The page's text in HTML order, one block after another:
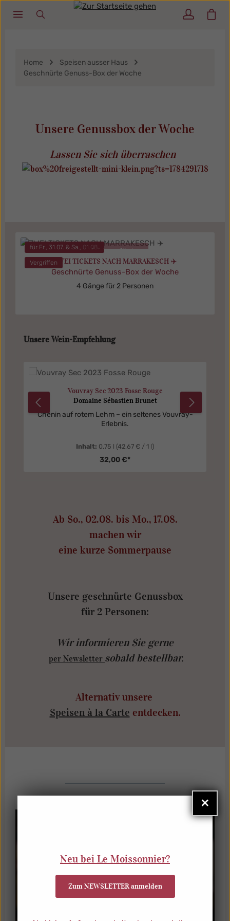
Zum Hauptinhalt springen
Home
Speisen ausser Haus
Geschnürte Genuss-Box der Woche
Unsere Genussbox der Woche
Lassen Sie sich überraschen
für Fr., 31.07. & Sa., 01.08.
Vergriffen
nicht verfügbar
ZWEI TICKETS NACH MARRAKESCH ✈️
Geschnürte Genuss-Box der Woche
4 Gänge für 2 Personen
Produktgalerie überspringen
Unsere Wein-Empfehlung
Vouvray Sec 2023 Fosse Rouge
Domaine Sébastien Brunet
Chenin auf rotem Lehm – ein seltenes Vouvray-
Erlebnis.
Inhalt: 0,75 l (42,67 € / 1 l)
32,00 €*
Ab So., 02.08. bis Mo., 17.08.
machen wir
eine kurze Sommerpause
Unsere geschnürte Genussbox
für 2 Personen:
Wir informieren Sie gerne
per Newsletter sobald bestellbar.
Alternativ unsere
Speisen à la Carte entdecken.
×
Neu bei Le Moissonnier?
Zum NEWSLETTER anmelden